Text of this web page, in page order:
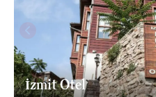
İzmit Otel